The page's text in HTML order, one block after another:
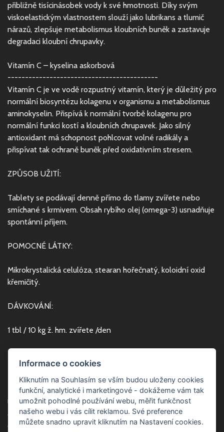
přibližně tisícinásobek vody k své hmotnosti. Díky svým
viskoelastickým vlastnostem slouží jako lubrikans a tlumič
nárazů, zlepšuje metabolismus kloubních buněk a zastavuje
degradaci kloubní chrupavky.
Vitamín C – kyselina askorbová
-------------------------------------------
Vitamín C je ve vodě rozpustný vitamín, který je důležitý pro
normální biosyntézu kolagenu v organismu a metabolismus
aminokyselin. Přispívá k normální tvorbě kolagenu pro
normální funkci kostí a kloubních chrupavek. Jako silný
antioxidant má schopnost pohlcovat volné radikály a
přispívat tak ochraně buněk před oxidativním stresem.
ZPŮSOB UŽITÍ:
Tablety se podávají denně přímo do tlamy zvířete nebo
smíchané s krmivem. Obsah rybího olej (omega-3) usnadňuje
spontánní příjem.
POMOCNÉ LÁTKY:
Mikrokrystalická celulóza, stearan hořečnatý, koloidní oxid
křemičitý.
DÁVKOVÁNÍ:
1 tbl / 10 kg ž. hm. zvířete /den
Přípravek je určen pro dlouhodobé užívání.
Uchovávejte dobře uzavřené v původním obalu při teplotě
do 25 °C.
Chraňte před mrazem a přímým slunečním zářením.
Informace o cookies
Kliknutím na Souhlasím se vším budou uloženy cookies
funkční, analytické i marketingové - dokážeme vám tak
umožnit pohodlné používání webu, měřit funkčnost
našeho webu i vás cílit reklamou. Své preference
můžete snadno upravit kliknutím na Nastavení cookies.